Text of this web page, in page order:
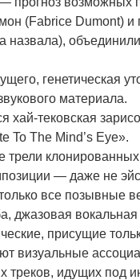
(Fabrice Dumont)
назвала),
генетическая
материала.
хай-тековская
To The Mind’s Eye».
трели
— даже не
все позывные
джазовая
присущие
визуальные
треков, идущих под